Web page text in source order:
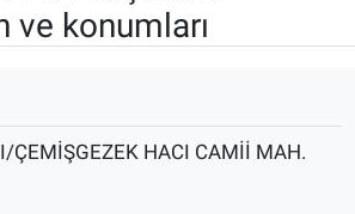
konumları
ÇEMİŞGEZEK HACI CAMİİ MAH.